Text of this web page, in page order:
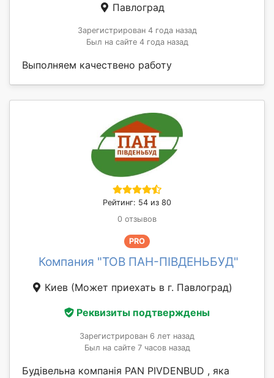
Павлоград
Зарегистрирован 4 года назад
Был на сайте 4 года назад
Выполняем качествено работу
Рейтинг: 54 из 80
0 отзывов
PRO
Компания "ТОВ ПАН-ПІВДЕНЬБУД"
Киев (Может приехать в г. Павлоград)
Реквизиты подтверждены
Зарегистрирован 6 лет назад
Был на сайте 7 часов назад
Будівельна компанія PAN PIVDENBUD , яка